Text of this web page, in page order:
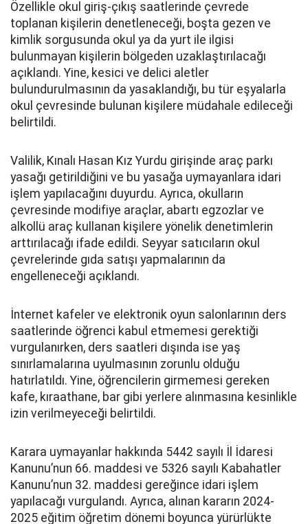
Özellikle okul giriş-çıkış saatlerinde çevrede
toplanan kişilerin denetleneceği, boşta gezen ve
kimlik sorgusunda okul ya da yurt ile ilgisi
bulunmayan kişilerin bölgeden uzaklaştırılacağı
açıklandı. Yine, kesici ve delici aletler
bulundurulmasının da yasaklandığı, bu tür eşyalarla
okul çevresinde bulunan kişilere müdahale edileceği
belirtildi.
Valilik, Kınalı Hasan Kız Yurdu girişinde araç parkı
yasağı getirildiğini ve bu yasağa uymayanlara idari
işlem yapılacağını duyurdu. Ayrıca, okulların
çevresinde modifiye araçlar, abartı egzozlar ve
alkollü araç kullanan kişilere yönelik denetimlerin
arttırılacağı ifade edildi. Seyyar satıcıların okul
çevrelerinde gıda satışı yapmalarının da
engelleneceği açıklandı.
İnternet kafeler ve elektronik oyun salonlarının ders
saatlerinde öğrenci kabul etmemesi gerektiği
vurgulanırken, ders saatleri dışında ise yaş
sınırlamalarına uyulmasının zorunlu olduğu
hatırlatıldı. Yine, öğrencilerin girmemesi gereken
kafe, kıraathane, bar gibi yerlere alınmasına kesinlikle
izin verilmeyeceği belirtildi.
Karara uymayanlar hakkında 5442 sayılı İl İdaresi
Kanunu’nun 66. maddesi ve 5326 sayılı Kabahatler
Kanunu’nun 32. maddesi gereğince idari işlem
yapılacağı vurgulandı. Ayrıca, alınan kararın 2024-
2025 eğitim öğretim dönemi boyunca yürürlükte